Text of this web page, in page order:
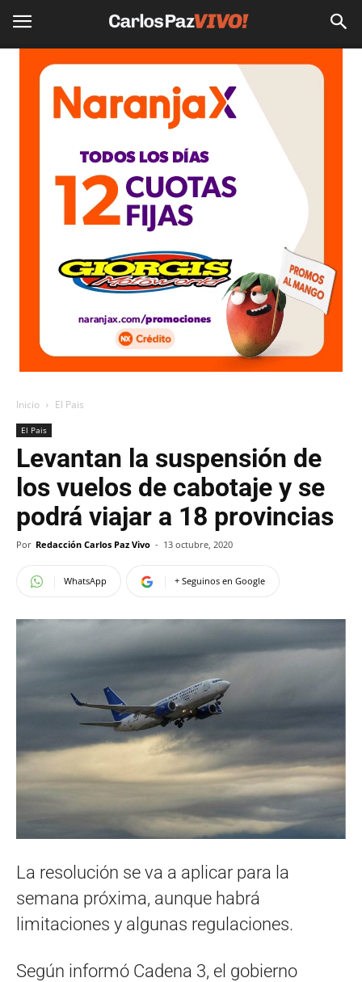
Inicio El Pais
El Pais
Levantan la suspensión de
los vuelos de cabotaje y se
podrá viajar a 18 provincias
Por Redacción Carlos Paz Vivo - 13 octubre, 2020
WhatsApp + Seguinos en Google
La resolución se va a aplicar para la
semana próxima, aunque habrá
limitaciones y algunas regulaciones.
Según informó Cadena 3, el gobierno